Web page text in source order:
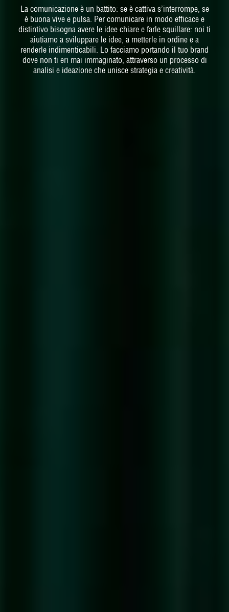
La comunicazione è un battito: se è cattiva s’interrompe, se
è buona vive e pulsa. Per comunicare in modo efficace e
distintivo bisogna avere le idee chiare e farle squillare: noi ti
aiutiamo a sviluppare le idee, a metterle in ordine e a
renderle indimenticabili. Lo facciamo portando il tuo brand
dove non ti eri mai immaginato, attraverso un processo di
analisi e ideazione che unisce strategia e creatività.